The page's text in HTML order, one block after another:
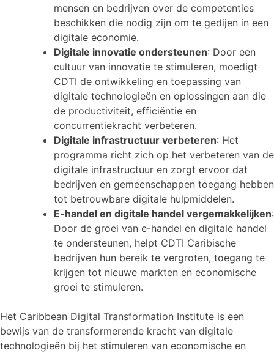
mensen en bedrijven over de competenties
beschikken die nodig zijn om te gedijen in een
digitale economie.
Digitale innovatie ondersteunen: Door een
cultuur van innovatie te stimuleren, moedigt
CDTI de ontwikkeling en toepassing van
digitale technologieën en oplossingen aan die
de productiviteit, efficiëntie en
concurrentiekracht verbeteren.
Digitale infrastructuur verbeteren: Het
programma richt zich op het verbeteren van de
digitale infrastructuur en zorgt ervoor dat
bedrijven en gemeenschappen toegang hebben
tot betrouwbare digitale hulpmiddelen.
E-handel en digitale handel vergemakkelijken:
Door de groei van e-handel en digitale handel
te ondersteunen, helpt CDTI Caribische
bedrijven hun bereik te vergroten, toegang te
krijgen tot nieuwe markten en economische
groei te stimuleren.
Het Caribbean Digital Transformation Institute is een
bewijs van de transformerende kracht van digitale
technologieën bij het stimuleren van economische en